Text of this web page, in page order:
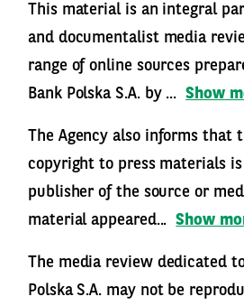
This material is an integral
and documentalist media
range of online sources
Bank Polska S.A. by ... Show
The Agency also informs that
copyright to press materials
publisher of the source or
material appeared... Show
The media review dedicated
Polska S.A. may not be